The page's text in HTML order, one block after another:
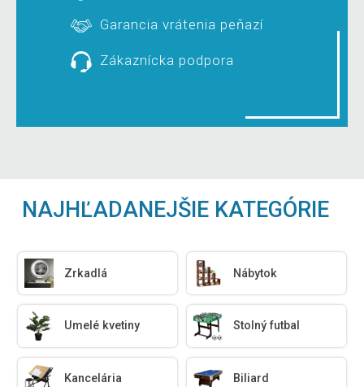
Garancia vrátenia peňazí
Zákaznícka podpora
NAJHĽADANEJŠIE KATEGÓRIE
Zrkadlá Nábytok
Umelé kvetiny Stolný futbal
Kancelária Biliard